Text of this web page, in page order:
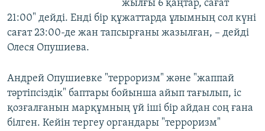
жылғы 6 қаңтар, сағат
21:00" дейді. Енді бір құжаттарда ұлымның сол күні
сағат 23:00-де жан тапсырғаны жазылған, – дейді
Олеся Опушиева.
Андрей Опушиевке "терроризм" және "жаппай
тәртіпсіздік" баптары бойынша айып тағылып, іс
қозғалғанын марқұмның үй іші бір айдан соң ғана
білген. Кейін тергеу органдары "терроризм"